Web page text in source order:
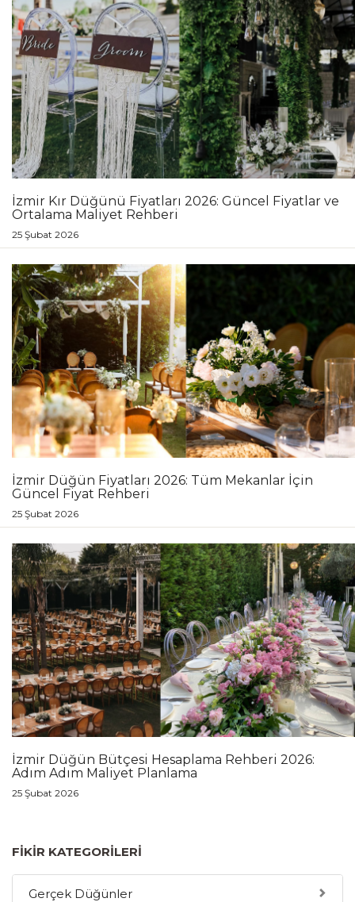
İzmir Kır Düğünü Fiyatları 2026: Güncel Fiyatlar ve
Ortalama Maliyet Rehberi
25 Şubat 2026
İzmir Düğün Fiyatları 2026: Tüm Mekanlar İçin
Güncel Fiyat Rehberi
25 Şubat 2026
İzmir Düğün Bütçesi Hesaplama Rehberi 2026:
Adım Adım Maliyet Planlama
25 Şubat 2026
FIKIR KATEGORILERI
Gerçek Düğünler